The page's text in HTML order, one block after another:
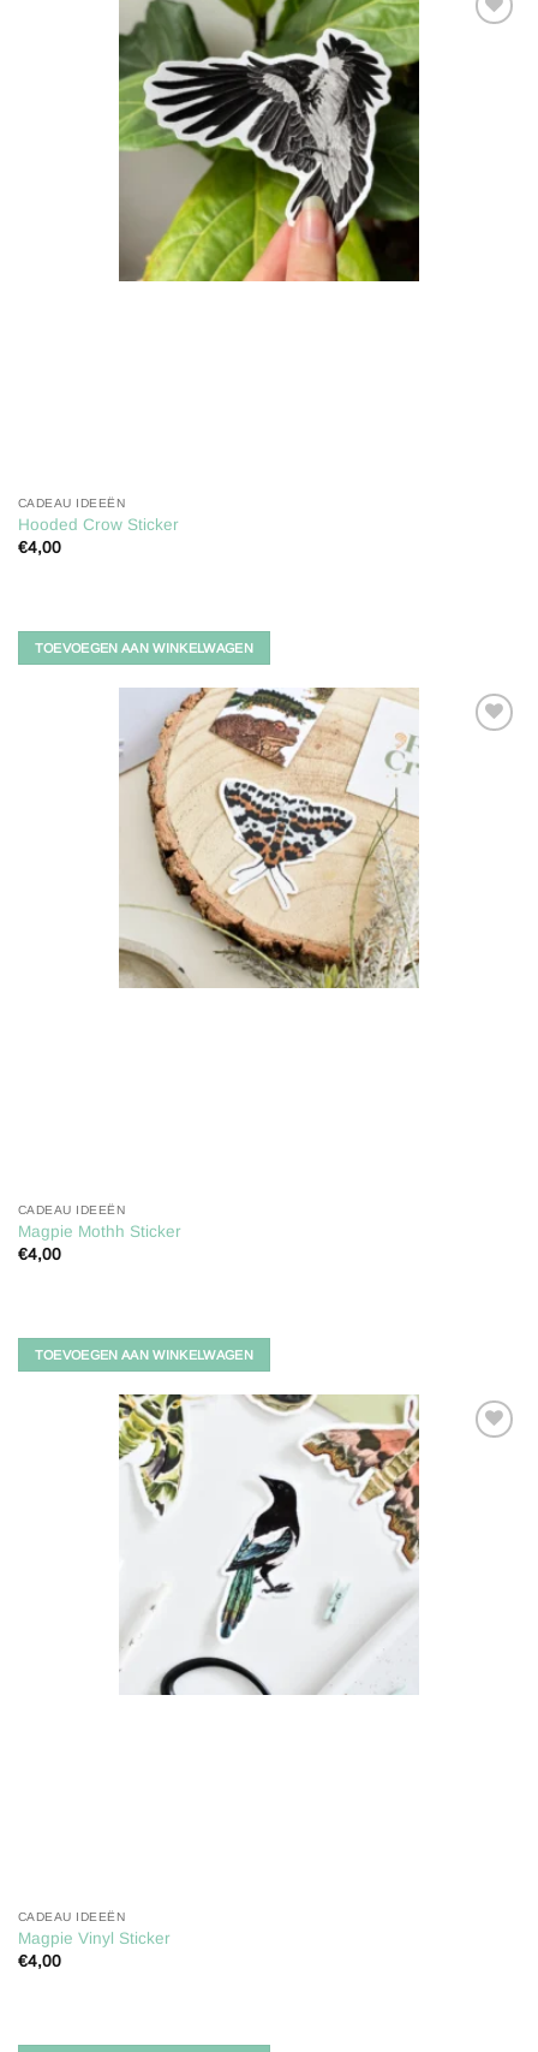
CADEAU IDEEËN
Hooded Crow Sticker
€4,00
TOEVOEGEN AAN WINKELWAGEN
CADEAU IDEEËN
Magpie Mothh Sticker
€4,00
TOEVOEGEN AAN WINKELWAGEN
CADEAU IDEEËN
Magpie Vinyl Sticker
€4,00